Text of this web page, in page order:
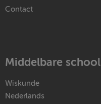
Contact
Middelbare school
Wiskunde
Nederlands